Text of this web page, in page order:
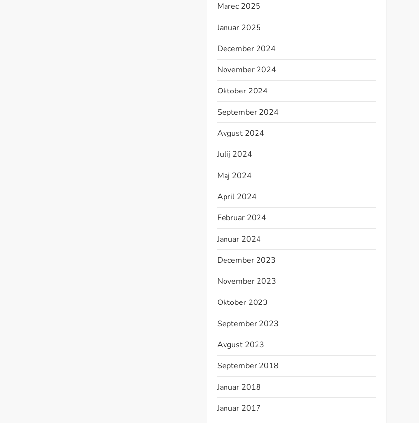
Marec 2025
Januar 2025
December 2024
November 2024
Oktober 2024
September 2024
Avgust 2024
Julij 2024
Maj 2024
April 2024
Februar 2024
Januar 2024
December 2023
November 2023
Oktober 2023
September 2023
Avgust 2023
September 2018
Januar 2018
Januar 2017